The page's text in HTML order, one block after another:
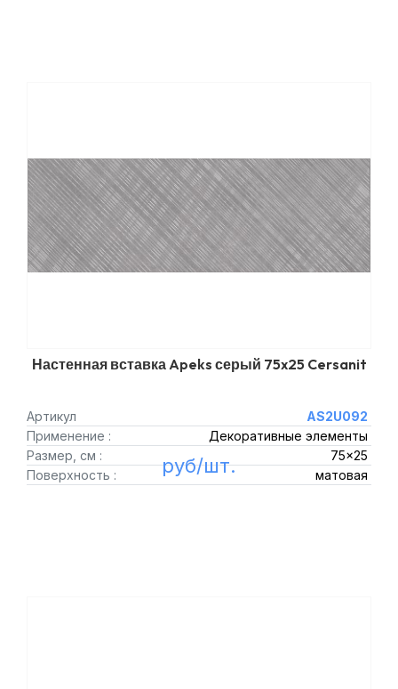
Настенная вставка Apeks серый 75x25 Cersanit
Артикул
AS2U092
Применение :
Декоративные элементы
Размер, см :
75x25
Поверхность :
матовая
руб/шт.